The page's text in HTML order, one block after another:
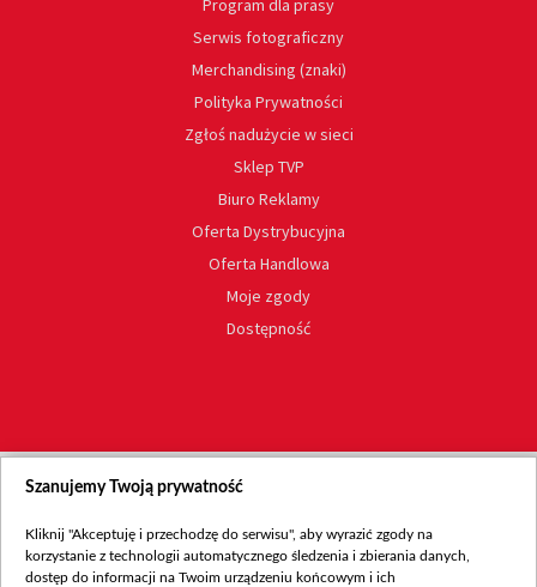
Program dla prasy
Serwis fotograficzny
Merchandising (znaki)
Polityka Prywatności
Zgłoś nadużycie w sieci
Sklep TVP
Biuro Reklamy
Oferta Dystrybucyjna
Oferta Handlowa
Moje zgody
Dostępność
Szanujemy Twoją prywatność
Kliknij "Akceptuję i przechodzę do serwisu", aby wyrazić zgody na
korzystanie z technologii automatycznego śledzenia i zbierania danych,
dostęp do informacji na Twoim urządzeniu końcowym i ich